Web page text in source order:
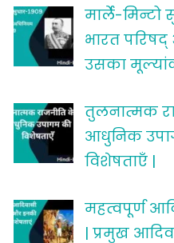
मार्ले-मिन्टो
भारत
उसका
तुलनात्मक
आधुनिक
विशेषताएँ |
महत्वपूर्ण
| प्रमुख